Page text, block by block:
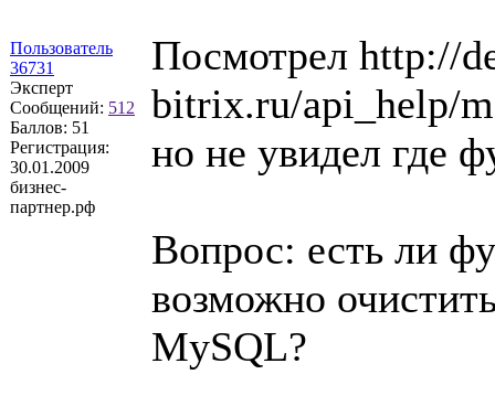
Пользователь
36731
Эксперт
Сообщений: 512
Баллов: 51
Регистрация:
30.01.2009
бизнес-
партнер.рф
Посмотрел http://
bitrix.ru/api_help/
но не увидел где
Вопрос: есть ли
возможно
MySQL?